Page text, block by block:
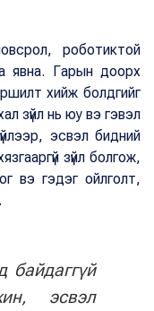
роботиктой
явна. Гарын доорх
хийж болдгийг
зүйл нь юу вэ гэвэл
эсвэл бидний
зүйл болгож,
вэ гэдэг ойлголт,
байдаггүй
эсвэл